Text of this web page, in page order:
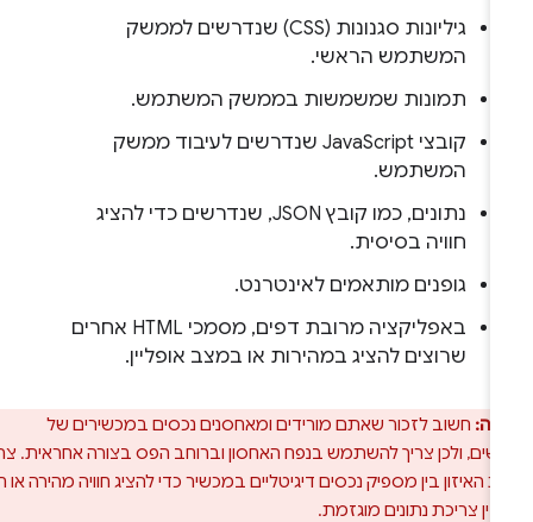
גיליונות סגנונות (CSS) שנדרשים לממשק
המשתמש הראשי.
תמונות שמשמשות בממשק המשתמש.
קובצי JavaScript שנדרשים לעיבוד ממשק
המשתמש.
נתונים, כמו קובץ JSON, שנדרשים כדי להציג
חוויה בסיסית.
גופנים מותאמים לאינטרנט.
באפליקציה מרובת דפים, מסמכי HTML אחרים
שרוצים להציג במהירות או במצב אופליין.
חשוב לזכור שאתם מורידים ומאחסנים נכסים במכשירים של
ולכן צריך להשתמש בנפח האחסון וברוחב הפס בצורה אחראית. צריך
האיזון בין מספיק נכסים דיגיטליים במכשיר כדי להציג חוויה מהירה או חוויה
לבין צריכת נתונים מוגזמת.